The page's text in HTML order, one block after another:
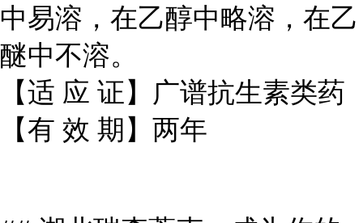
中易溶，在乙醇中略溶，在乙
醚中不溶。
【适 应 证】广谱抗生素类药
【有 效 期】两年